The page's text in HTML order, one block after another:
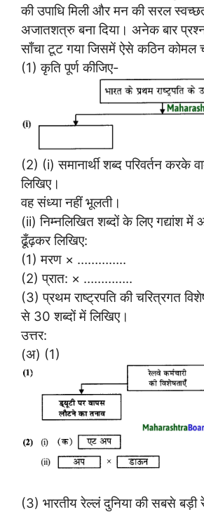
की उपाधि मिली और मन की सरल
अजातशत्रु बना दिया। अनेक बार
साँचा टूट गया जिसमें ऐसे कठिन कोमल
(1) कृति पूर्ण कीजिए-
(2) (i) समानार्थी शब्द परिवर्तन करके
लिखिए।
वह संध्या नहीं भूलती।
(ii) निम्नलिखित शब्दों के लिए गद्यांश में
ढूँढ़कर लिखिए:
(1) मरण × …………..
(2) प्रात: × …………..
(3) प्रथम राष्ट्रपति की चरित्रगत
से 30 शब्दों में लिखिए।
उत्तर:
(अ) (1)
(3) भारतीय रेल्लं दुनिया की सबसे